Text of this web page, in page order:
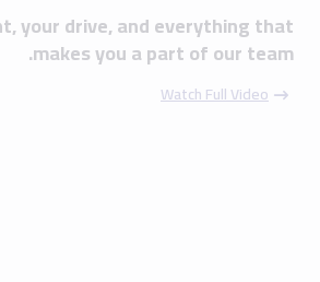
your drive, and everything that
makes you a part of our team.
Watch Full Video